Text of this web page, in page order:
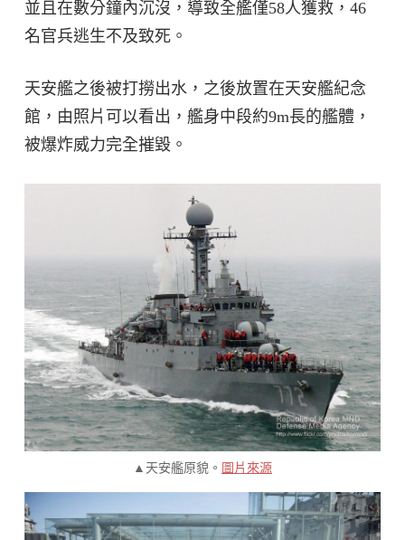
並且在數分鐘內沉沒，導致全艦僅58人獲救，46
名官兵逃生不及致死。
天安艦之後被打撈出水，之後放置在天安艦紀念
館，由照片可以看出，艦身中段約9m長的艦體，
被爆炸威力完全摧毀。
▲天安艦原貌。 圖片來源